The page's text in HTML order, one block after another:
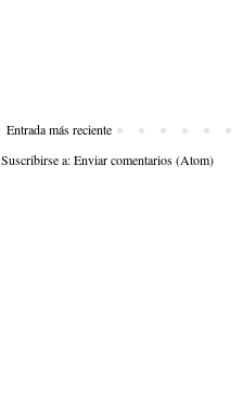
Entrada más reciente
Suscribirse a:Enviar comentarios (Atom)